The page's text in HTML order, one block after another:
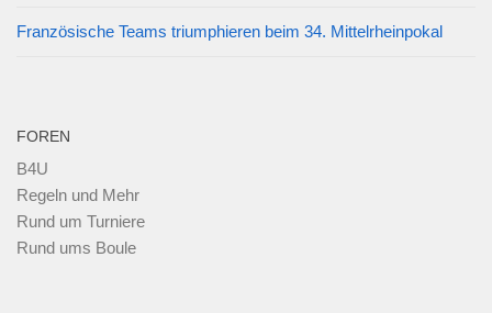
Französische Teams triumphieren beim 34. Mittelrheinpokal
FOREN
B4U
Regeln und Mehr
Rund um Turniere
Rund ums Boule